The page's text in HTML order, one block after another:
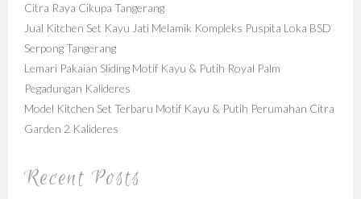
Citra Raya Cikupa Tangerang
Jual Kitchen Set Kayu Jati Melamik Kompleks Puspita Loka BSD
Serpong Tangerang
Lemari Pakaian Sliding Motif Kayu & Putih Royal Palm
Pegadungan Kalideres
Model Kitchen Set Terbaru Motif Kayu & Putih Perumahan Citra
Garden 2 Kalideres
Recent Posts